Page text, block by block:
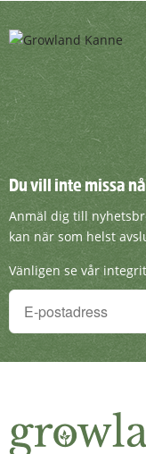
Du vill inte missa
Anmäl dig till
Du vill inte missa
Anmäl dig till
kan när som helst
Vänligen se vår
Du vill inte missa
Anmäl dig till